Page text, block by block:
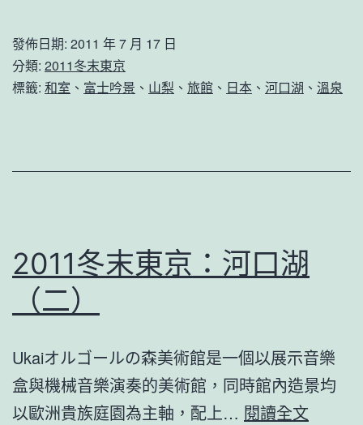
京
湖
發佈日期: 2011 年 7 月 17 日
分類: 2011冬末東京
標籤: 和室 、 富士吟景 、 山梨 、 旅館 、 日本 、 河口湖 、 溫泉
2011冬末東京：河口湖
（二）
Ukaiオルゴールの森美術館是一個以展示音樂
盒與機械音樂演奏的美術館，同時館內造景均
以歐洲貴族庭園為主軸，配上… 閱讀全文